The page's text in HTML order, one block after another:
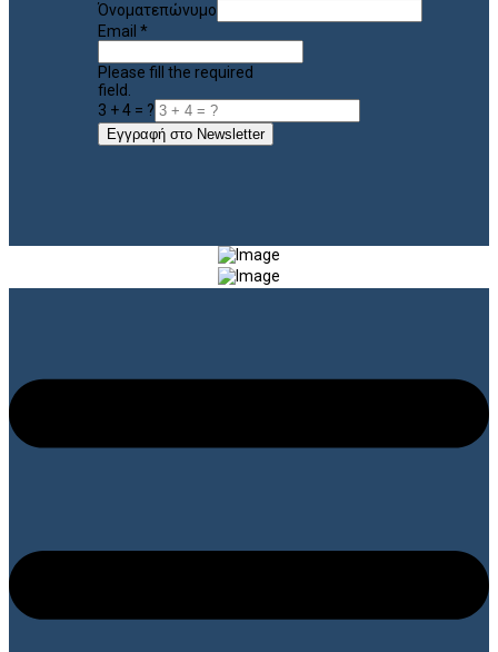
Όνοματεπώνυμο
Email *
Please fill the required
field.
3 + 4 = ?
Εγγραφή στο Newsletter